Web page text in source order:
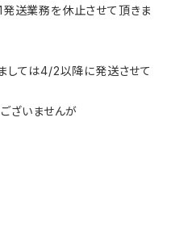
送業務を休止させて頂きま
しては4/2以降に発送させて
ざいませんが